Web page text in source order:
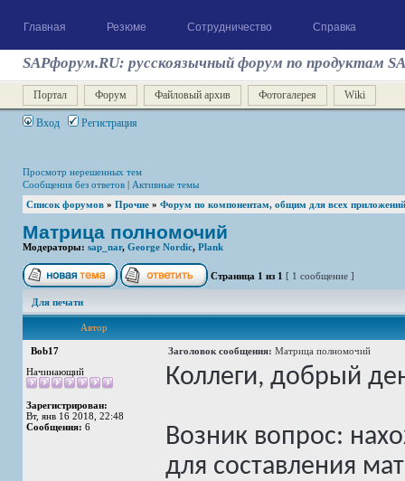
Главная Резюме Сотрудничество Справка
SAPфорум.RU: русскоязычный форум по продуктам
Портал Форум Файловый архив Фотогалерея Wiki
Вход Регистрация
Просмотр нерешенных тем
Сообщения без ответов | Активные темы
Список форумов » Прочие » Форум по компонентам, общим для всех приложений
Матрица полномочий
Модераторы: sap_nar, George Nordic, Plank
Страница 1 из 1 [ 1 сообщение ]
Для печати
Автор
Bob17 Заголовок сообщения: Матрица полномочий
Начинающий
Зарегистрирован:
Вт, янв 16 2018, 22:48
Сообщения: 6
Коллеги, добрый
Возник вопрос:
для составления